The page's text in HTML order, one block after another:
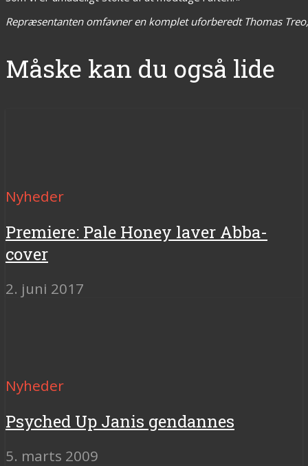
Repræsentanten omfavner en komplet uforberedt Thomas
Måske kan du også lide
Nyheder
Premiere: Pale Honey laver Abba-
cover
2. juni 2017
Nyheder
Psyched Up Janis gendannes
5. marts 2009